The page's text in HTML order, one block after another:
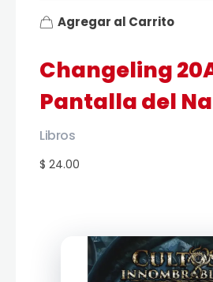
Changeling
Pantalla del
$ 24.00
Libros
Agregar al Carrito